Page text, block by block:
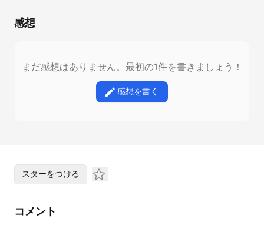
感想
まだ感想はありません。最初の1件を書きましょう！
感想を書く
スターをつける
コメント